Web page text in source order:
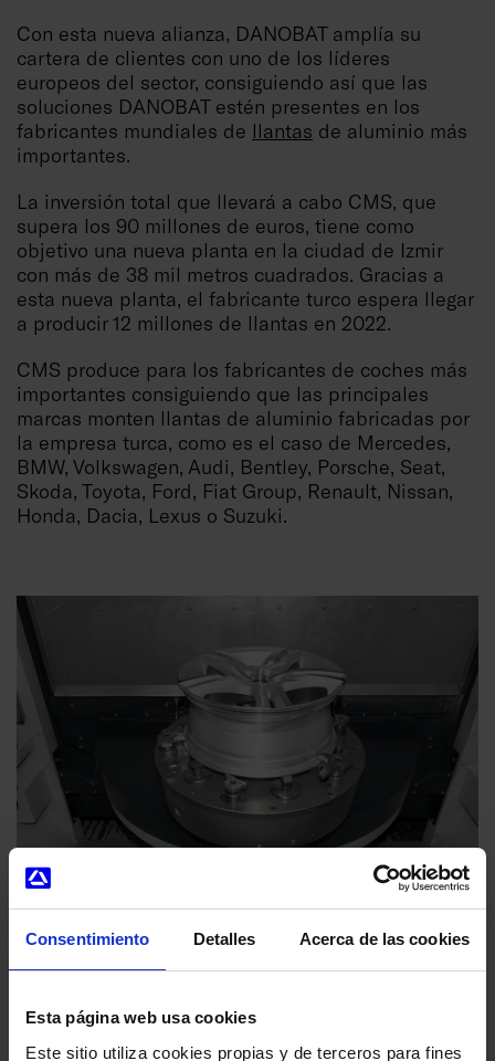
Consentimiento Detalles Acerca de las cookies
Esta página web usa cookies
Este sitio utiliza cookies propias y de terceros para fines
Con esta nueva alianza, DANOBAT amplía su
cartera de clientes con uno de los líderes
europeos del sector, consiguiendo así que las
soluciones DANOBAT estén presentes en los
fabricantes mundiales de llantas de aluminio más
importantes.
La inversión total que llevará a cabo CMS, que
supera los 90 millones de euros, tiene como
objetivo una nueva planta en la ciudad de Izmir
con más de 38 mil metros cuadrados. Gracias a
esta nueva planta, el fabricante turco espera llegar
a producir 12 millones de llantas en 2022.
CMS produce para los fabricantes de coches más
importantes consiguiendo que las principales
marcas monten llantas de aluminio fabricadas por
la empresa turca, como es el caso de Mercedes,
BMW, Volkswagen, Audi, Bentley, Porsche, Seat,
Skoda, Toyota, Ford, Fiat Group, Renault, Nissan,
Honda, Dacia, Lexus o Suzuki.
Noticias que también te pueden interesar